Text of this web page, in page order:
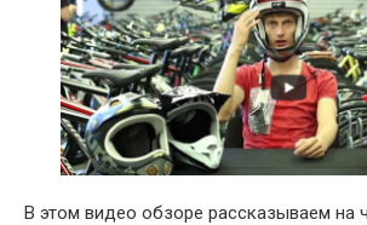
В этом видео обзоре рассказываем на